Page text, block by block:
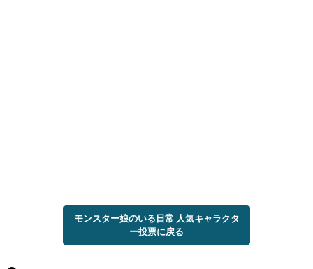
モンスター娘のいる日常 人気キャラクタ
ー投票に戻る